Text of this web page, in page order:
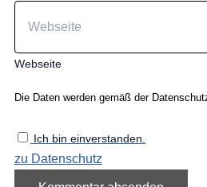
Webseite
Die Daten werden gemäß der
Ich bin einverstanden.
zu Datenschutz